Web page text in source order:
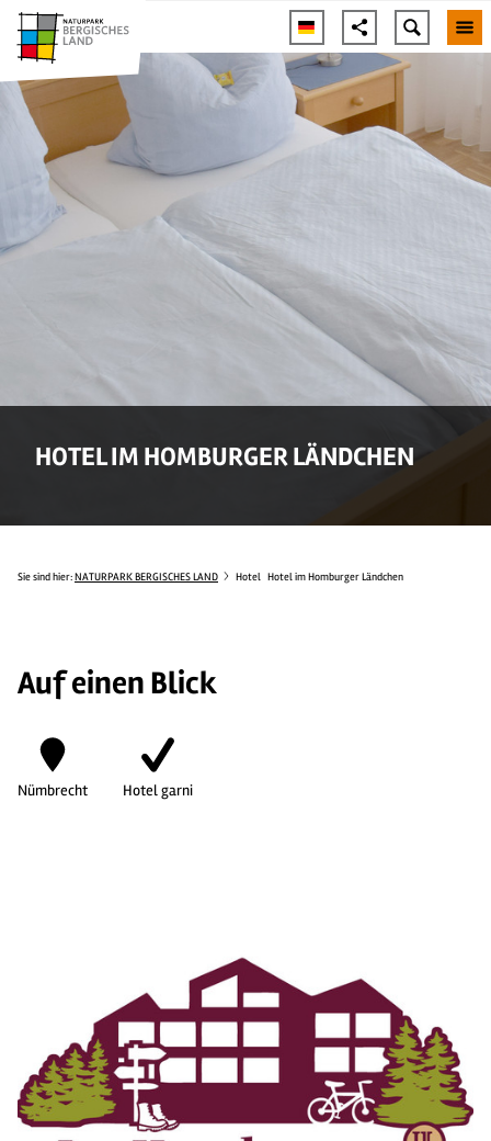
HOTEL IM HOMBURGER LÄNDCHEN
Sie sind hier:NATURPARK BERGISCHES LAND Hotel Hotel im Homburger Ländchen
Auf einen Blick
Nümbrecht Hotel garni